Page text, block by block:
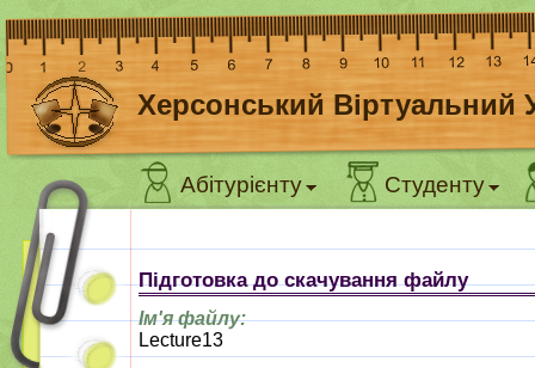
Херсонський Віртуальний
Абітурієнту Студенту
Підготовка до скачування файлу
Ім'я файлу:
Lecture13